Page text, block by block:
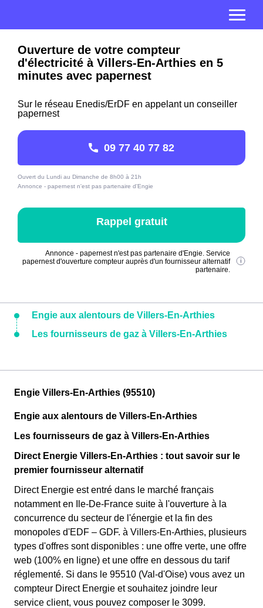
Ouverture de votre compteur
d'électricité à Villers-En-Arthies en 5
minutes avec papernest
Sur le réseau Enedis/ErDF en appelant un conseiller
papernest
09 77 40 77 82
Ouvert du Lundi au Dimanche de 8h00 à 21h
Annonce - papernest n'est pas partenaire d'Engie
Rappel gratuit
Annonce - papernest n'est pas partenaire d'Engie. Service
papernest d'ouverture compteur auprès d'un fournisseur alternatif
partenaire.
Engie aux alentours de Villers-En-Arthies
Les fournisseurs de gaz à Villers-En-Arthies
Engie Villers-En-Arthies (95510)
Engie aux alentours de Villers-En-Arthies
Les fournisseurs de gaz à Villers-En-Arthies
Direct Energie Villers-En-Arthies : tout savoir sur le
premier fournisseur alternatif
Direct Energie est entré dans le marché français
notamment en Ile-De-France suite à l'ouverture à la
concurrence du secteur de l'énergie et la fin des
monopoles d'EDF – GDF. à Villers-En-Arthies, plusieurs
types d'offres sont disponibles : une offre verte, une offre
web (100% en ligne) et une offre en dessous du tarif
réglementé. Si dans le 95510 (Val-d'Oise) vous avez un
compteur Direct Energie et souhaitez joindre leur
service client, vous pouvez composer le 3099.